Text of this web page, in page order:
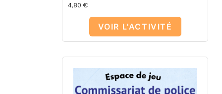
4,80 €
VOIR L'ACTIVITÉ